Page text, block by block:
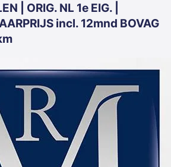
| ORIG. NL 1e EIG. |
incl. 12mnd BOVAG